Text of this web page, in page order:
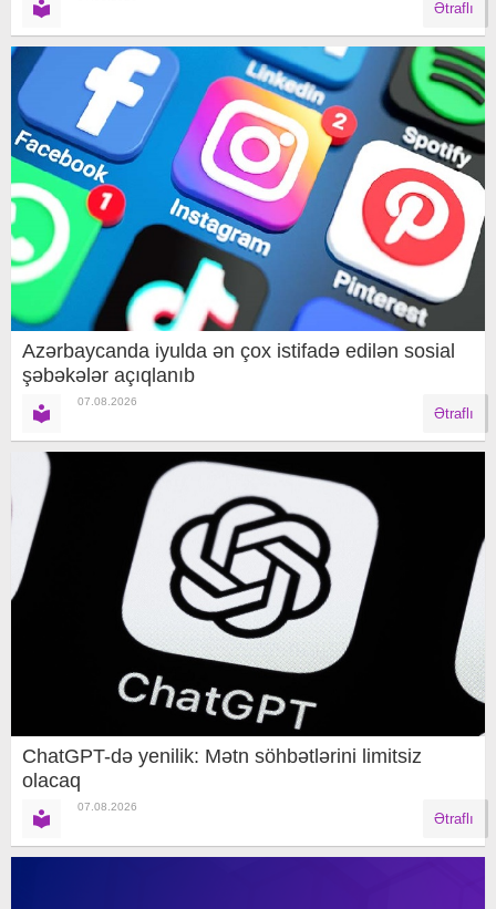
Ətraflı
Azərbaycanda iyulda ən çox istifadə edilən sosial
şəbəkələr açıqlanıb
07.08.2026
Ətraflı
ChatGPT-də yenilik: Mətn söhbətlərini limitsiz
olacaq
07.08.2026
Ətraflı